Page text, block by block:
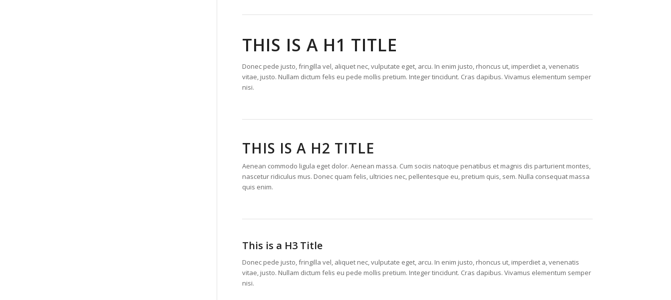
THIS IS A H1 TITLE
Donec pede justo, fringilla vel, aliquet nec, vulputate eget, arcu. In enim justo, rhoncus ut, imperdiet a, venenatis
vitae, justo. Nullam dictum felis eu pede mollis pretium. Integer tincidunt. Cras dapibus. Vivamus elementum semper
nisi.
THIS IS A H2 TITLE
Aenean commodo ligula eget dolor. Aenean massa. Cum sociis natoque penatibus et magnis dis parturient montes,
nascetur ridiculus mus. Donec quam felis, ultricies nec, pellentesque eu, pretium quis, sem. Nulla consequat massa
quis enim.
This is a H3 Title
Donec pede justo, fringilla vel, aliquet nec, vulputate eget, arcu. In enim justo, rhoncus ut, imperdiet a, venenatis
vitae, justo. Nullam dictum felis eu pede mollis pretium. Integer tincidunt. Cras dapibus. Vivamus elementum semper
nisi.